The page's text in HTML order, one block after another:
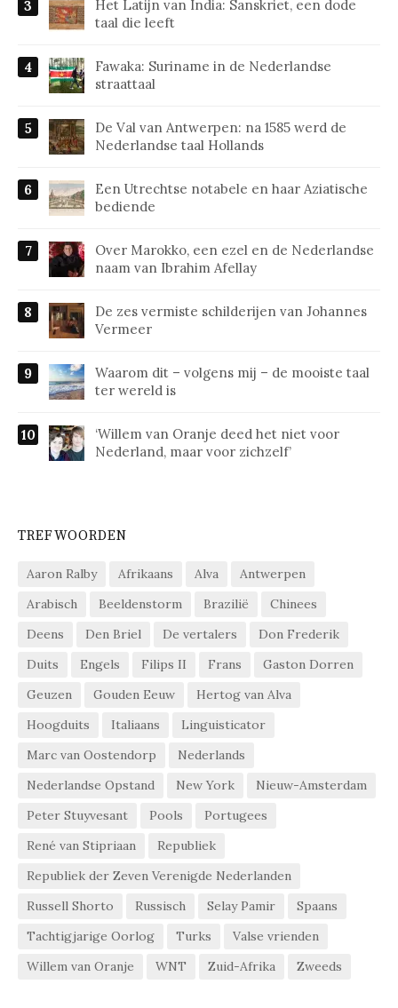
Het Latijn van India: Sanskriet, een dode
taal die leeft
Fawaka: Suriname in de Nederlandse
straattaal
De Val van Antwerpen: na 1585 werd de
Nederlandse taal Hollands
Een Utrechtse notabele en haar Aziatische
bediende
Over Marokko, een ezel en de Nederlandse
naam van Ibrahim Afellay
De zes vermiste schilderijen van Johannes
Vermeer
Waarom dit – volgens mij – de mooiste taal
ter wereld is
‘Willem van Oranje deed het niet voor
Nederland, maar voor zichzelf’
TREFWOORDEN
Aaron Ralby Afrikaans Alva
Antwerpen
Arabisch
Beeldenstorm Brazilië
Chinees
Deens
Den Briel De vertalers
Don Frederik
Duits
Engels Filips II Frans
Gaston Dorren
Geuzen
Gouden Eeuw
Hertog van Alva
Hoogduits
Italiaans
Linguisticator
Marc van Oostendorp
Nederlands
Nederlandse Opstand
New York
Nieuw-Amsterdam
Peter Stuyvesant
Pools
Portugees
René van Stipriaan
Republiek
Republiek der Zeven Verenigde Nederlanden
Russell Shorto
Russisch Selay Pamir
Spaans
Tachtigjarige Oorlog
Turks
Valse vrienden
Willem van Oranje
WNT Zuid-Afrika Zweeds